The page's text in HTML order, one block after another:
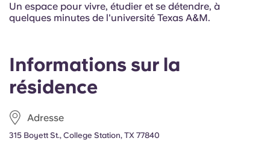
Informations sur la
résidence
Adresse
315 Boyett St., College Station, TX 77840
Un espace pour vivre, étudier et se détendre, à
quelques minutes de l'université Texas A&M.